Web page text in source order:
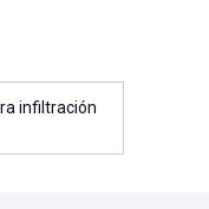
infiltración